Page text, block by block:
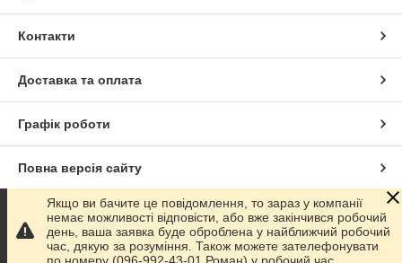
Контакти
Доставка та оплата
Графік роботи
Повна версія сайту
Сайт створено на маркетплейсіProm.ua
Політика конфіденційності
Якщо ви бачите це повідомлення, то зараз у компанії
немає можливості відповісти, або вже закінчився робочий
день, ваша заявка буде оброблена у найближчий робочий
час, дякую за розуміння. Також можете зателефонувати